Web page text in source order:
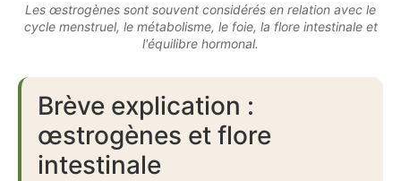
Les œstrogènes sont souvent considérés en relation avec le
cycle menstruel, le métabolisme, le foie, la flore intestinale et
l'équilibre hormonal.
Brève explication :
œstrogènes et flore
intestinale